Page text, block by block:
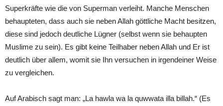
Superkräfte wie die von Superman verleiht. Manche Menschen
behaupteten, dass auch sie neben Allah göttliche Macht besitzen,
diese sind jedoch deutliche Lügner (selbst wenn sie behaupten
Muslime zu sein). Es gibt keine Teilhaber neben Allah und Er ist
deutlich über allem, womit sie Ihn versuchen in irgendeiner Weise
zu vergleichen.
Auf Arabisch sagt man: „La hawla wa la quwwata illa billah.“ (Es